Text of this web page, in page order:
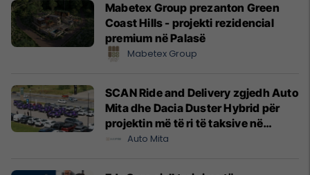
Mabetex Group prezanton Green
Coast Hills - projekti rezidencial
premium në Palasë
Mabetex Group
SCAN Ride and Delivery zgjedh Auto
Mita dhe Dacia Duster Hybrid për
projektin më të ri të taksive në
Prishtinë
Auto Mita